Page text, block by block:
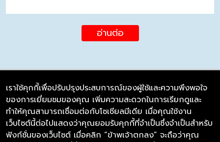
อ่านต่อ
บริษัท ซิมลิงค์ จำกัด
98/226 Bangrakyai-Baanmai Road,
Bangyai, Nonthaburi 11140
เราใช้คุกกี้เพื่อปรับปรุงประสบการณ์ของผู้ใช้และความพึงพอใจ
ของการเยี่ยมชมของคุณ เพิ่มความสะดวกในการเรียกดูและ
ทำให้คุณสามารถเชื่อมต่อกับโซเชียลมีเดีย เมื่อคุณใช้งาน
เว็บไซต์นี้ต่อไปแสดงว่าคุณยอมรับคุกกี้ที่จำเป็นซึ่งจำเป็นสำหรับ
ฟังก์ชั่นของเว็บไซต์ เมื่อคลิก “ข้าพเจ้าตกลง” จะถือว่าคุณ